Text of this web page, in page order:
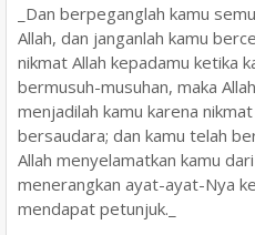
_Dan berpeganglah kamu
Allah, dan janganlah kamu
nikmat Allah kepadamu ketika
bermusuh-musuhan, maka
menjadilah kamu karena
bersaudara; dan kamu telah
Allah menyelamatkan kamu
menerangkan ayat-ayat-Nya
mendapat petunjuk._